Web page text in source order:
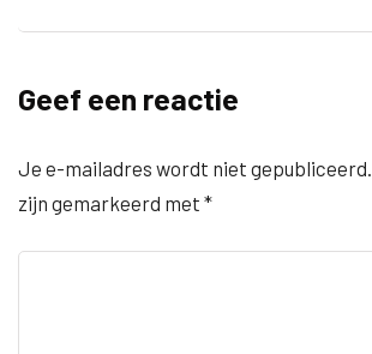
Geef een reactie
Je e-mailadres wordt niet gepubliceerd.
zijn gemarkeerd met *